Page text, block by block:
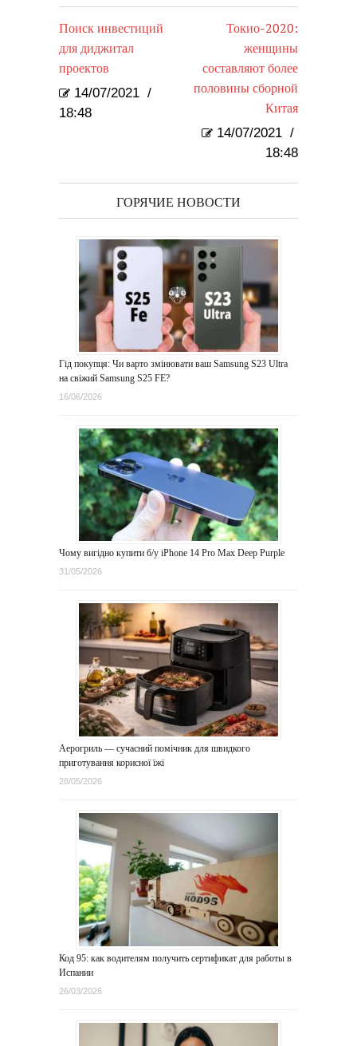
Поиск инвестиций
для диджитал
проектов
14/07/2021 /
18:48
Токио-2020:
женщины
составляют более
половины сборной
Китая
14/07/2021 /
18:48
ГОРЯЧИЕ НОВОСТИ
Гід покупця: Чи варто змінювати ваш Samsung S23 Ultra
на свіжий Samsung S25 FE?
16/06/2026
Чому вигідно купити б/у iPhone 14 Pro Max Deep Purple
31/05/2026
Аерогриль — сучасний помічник для швидкого
приготування корисної їжі
28/05/2026
Код 95: как водителям получить сертификат для работы в
Испании
26/03/2026